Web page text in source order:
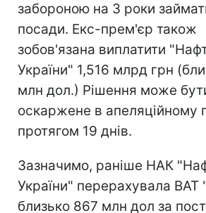
забороною на 3 роки
посади. Екс-прем'єр також
зобов'язана виплатити
України" 1,516 млрд грн
млн дол.) Рішення може
оскаржене в апеляційному
протягом 19 днів.
Зазначимо, раніше НАК
України" перерахувала ВАТ
близько 867 млн ​​дол за